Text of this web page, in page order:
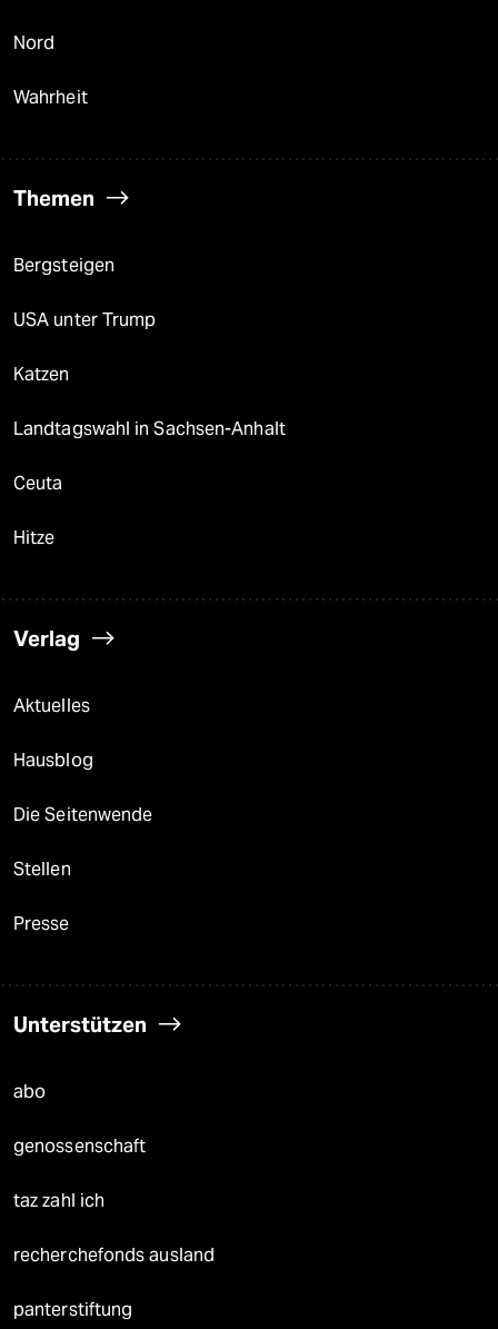
Nord
Wahrheit
Themen
Bergsteigen
USA unter Trump
Katzen
Landtagswahl in Sachsen-Anhalt
Ceuta
Hitze
Verlag
Aktuelles
Hausblog
Die Seitenwende
Stellen
Presse
Unterstützen
abo
genossenschaft
taz zahl ich
recherchefonds ausland
panterstiftung